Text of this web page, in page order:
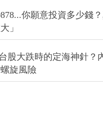
你願意投資多少錢
」
股大跌時的定海神針？
旋風險